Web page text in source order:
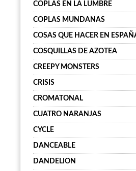
COPLAS EN LA LUMBRE
COPLAS MUNDANAS
COSAS QUE HACER EN
COSQUILLAS DE AZOTEA
CREEPY MONSTERS
CRISIS
CROMATONAL
CUATRO NARANJAS
CYCLE
DANCEABLE
DANDELION